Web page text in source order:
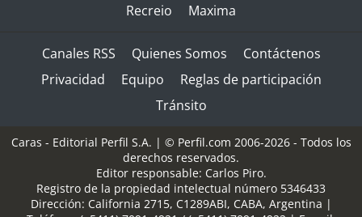
Recreio
Maxima
Canales RSS Quienes Somos
Contáctenos
Privacidad
Equipo
Reglas de participación
Tránsito
Caras - Editorial Perfil S.A. | © Perfil.com 2006-2026 - Todos los
derechos reservados.
Editor responsable: Carlos Piro.
Registro de la propiedad intelectual número 5346433
Dirección: California 2715, C1289ABI, CABA, Argentina |